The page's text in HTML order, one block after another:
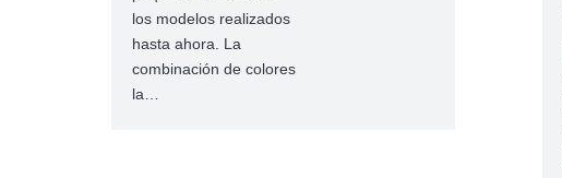
los modelos realizados
hasta ahora. La
combinación de colores
la…